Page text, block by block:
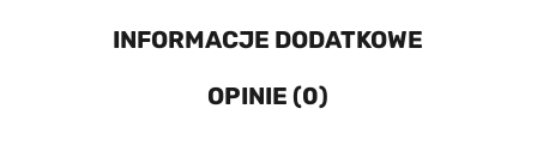
INFORMACJE DODATKOWE
OPINIE (0)